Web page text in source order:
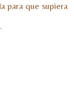
para que supiera